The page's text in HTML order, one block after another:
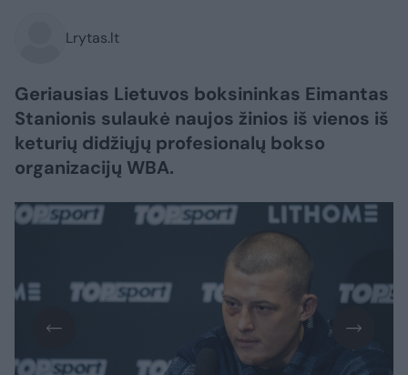
Lrytas.lt
Geriausias Lietuvos boksininkas Eimantas
Stanionis sulaukė naujos žinios iš vienos iš
keturių didžiųjų profesionalų bokso
organizacijų WBA.